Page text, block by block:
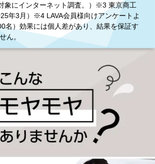
象にインターネット調査。）※3 東京商工
年3月）※4 LAVA会員様向けアンケートよ
名）効果には個人差があり、結果を保証す
ん。